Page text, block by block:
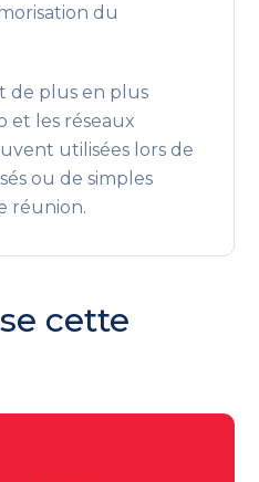
du
de plus en plus
et les réseaux
utilisées lors de
ou de simples
réunion.
cette